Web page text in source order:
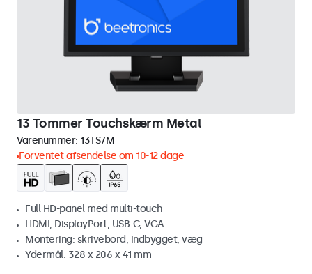
13 Tommer Touchskærm Metal
Varenummer: 13TS7M
Forventet afsendelse om 10-12 dage
Full HD-panel med multi-touch
HDMI, DisplayPort, USB-C, VGA
Montering: skrivebord, indbygget, væg
Ydermål: 328 x 206 x 41 mm